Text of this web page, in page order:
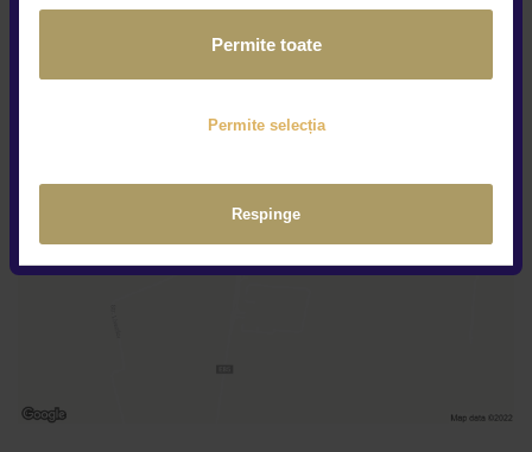
Permite toate
Permite selecția
Respinge